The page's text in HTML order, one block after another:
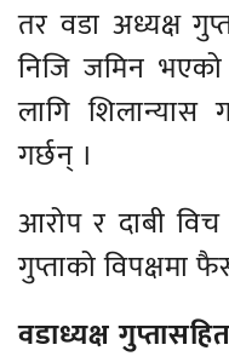
तर वडा अध्यक्ष
निजि जमिन
लागि शिलान्यास
गर्छन् ।
आरोप र दाबी
गुप्ताको
वडाध्यक्ष